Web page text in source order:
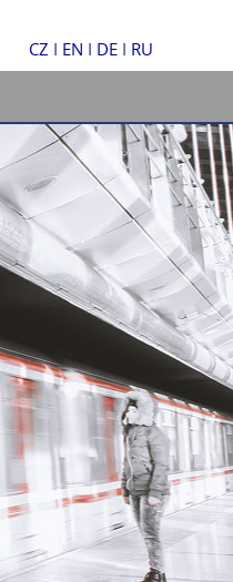
CZ I EN I DE I RU